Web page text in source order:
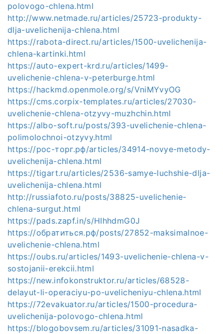
polovogo-chlena.html
http://www.netmade.ru/articles/25723-produkty-
dlja-uvelichenija-chlena.html
https://rabota-direct.ru/articles/1500-uvelichenija-
chlena-kartinki.html
https://auto-expert-krd.ru/articles/1499-
uvelichenie-chlena-v-peterburge.html
https://hackmd.openmole.org/s/VniMYvyOG
https://cms.corpix-templates.ru/articles/27030-
uvelichenie-chlena-otzyvy-muzhchin.html
https://albo-soft.ru/posts/393-uvelichenie-chlena-
polimolochnoi-otzyvy.html
https://рос-торг.рф/articles/34914-novye-metody-
uvelichenija-chlena.html
https://tigart.ru/articles/2536-samye-luchshie-dlja-
uvelichenija-chlena.html
http://russiafoto.ru/posts/38825-uvelichenie-
chlena-surgut.html
https://pads.zapf.in/s/HIhhdmG0J
https://обратиться.рф/posts/27852-maksimalnoe-
uvelichenie-chlena.html
https://oubs.ru/articles/1493-uvelichenie-chlena-v-
sostojanii-erekcii.html
https://new.infokonstruktor.ru/articles/68528-
delayut-li-operaciyu-po-uvelicheniyu-chlena.html
https://72evakuator.ru/articles/1500-procedura-
uvelichenija-polovogo-chlena.html
https://blogobovsem.ru/articles/31091-nasadka-